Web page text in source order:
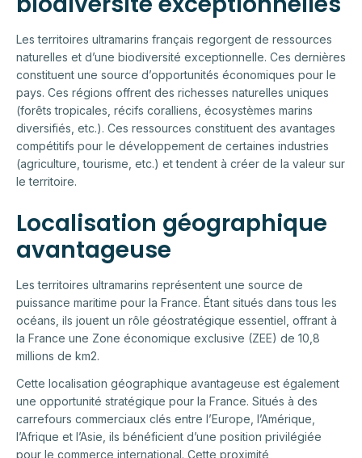
Les territoires ultramarins français regorgent de ressources
naturelles et d’une biodiversité exceptionnelle. Ces dernières
constituent une source d’opportunités économiques pour le
pays. Ces régions offrent des richesses naturelles uniques
(forêts tropicales, récifs coralliens, écosystèmes marins
diversifiés, etc.). Ces ressources constituent des avantages
compétitifs pour le développement de certaines industries
(agriculture, tourisme, etc.) et tendent à créer de la valeur sur
le territoire.
Localisation géographique
avantageuse
Les territoires ultramarins représentent une source de
puissance maritime pour la France. Étant situés dans tous les
océans, ils jouent un rôle géostratégique essentiel, offrant à
la France une Zone économique exclusive (ZEE) de 10,8
millions de km2.
Cette localisation géographique avantageuse est également
une opportunité stratégique pour la France. Situés à des
carrefours commerciaux clés entre l’Europe, l’Amérique,
l’Afrique et l’Asie, ils bénéficient d’une position privilégiée
pour le commerce international. Cette proximité